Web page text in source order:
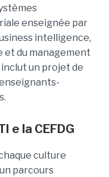
enseignée par
intelligence,
et du management
un projet de
e la CEFDG
culture
parcours